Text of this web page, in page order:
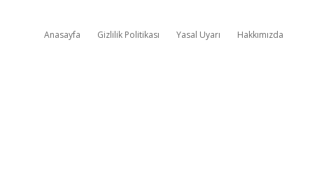
Anasayfa Gizlilik Politikası Yasal Uyarı Hakkımızda